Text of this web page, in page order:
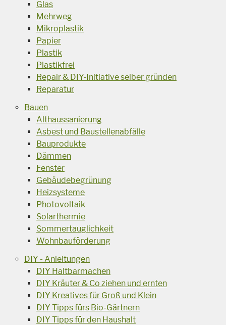
Glas
Mehrweg
Mikroplastik
Papier
Plastik
Plastikfrei
Repair & DIY-Initiative selber gründen
Reparatur
Bauen
Althaussanierung
Asbest und Baustellenabfälle
Bauprodukte
Dämmen
Fenster
Gebäudebegrünung
Heizsysteme
Photovoltaik
Solarthermie
Sommertauglichkeit
Wohnbauförderung
DIY - Anleitungen
DIY Haltbarmachen
DIY Kräuter & Co ziehen und ernten
DIY Kreatives für Groß und Klein
DIY Tipps fürs Bio-Gärtnern
DIY Tipps für den Haushalt